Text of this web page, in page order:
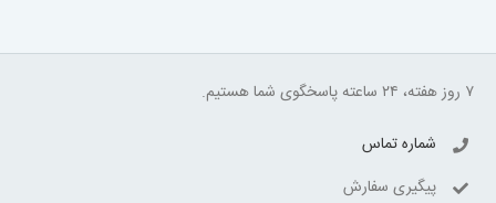
۷ روز هفته، ۲۴ ساعته پاسخگوی شما هستیم.
شماره تماس
پیگیری سفارش